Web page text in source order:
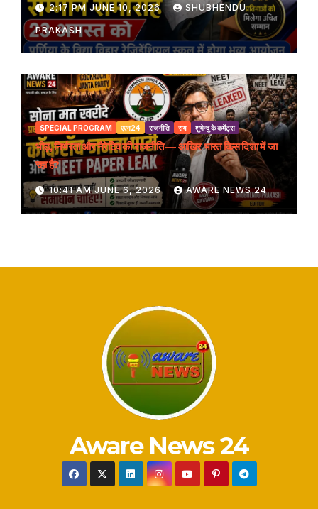
2:17 PM JUNE 10, 2026 SHUBHENDU
PRAKASH
SPECIAL PROGRAM एएन24 राजनीति राय शुभेन्दु के कमेंट्स
भीड़, निर्भरता और नैरेटिव की राजनीति — आखिर भारत किस दिशा में जा
रहा है?
10:41 AM JUNE 6, 2026 AWARE NEWS 24
Aware News 24